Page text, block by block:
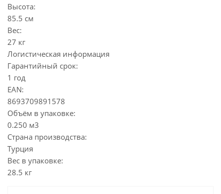
Высота:
85.5 см
Вес:
27 кг
Логистическая информация
Гарантийный срок:
1 год
EAN:
8693709891578
Объём в упаковке:
0.250 м3
Страна производства:
Турция
Вес в упаковке:
28.5 кг